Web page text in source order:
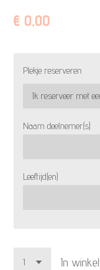
€ 0,00
Plekje reserveren
Naam deelnemer(s)
Leeftijd(en)
In